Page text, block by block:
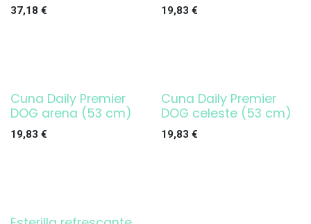
37,18 € 19,83 €
Cuna Daily Premier
DOG arena (53 cm)
19,83 €
Cuna Daily Premier
DOG celeste (53 cm)
19,83 €